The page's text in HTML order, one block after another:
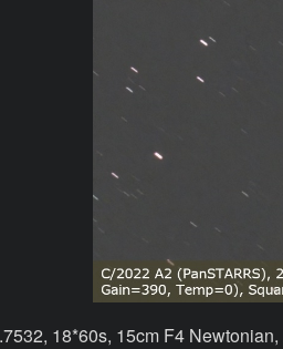
18*60s, 15cm F4